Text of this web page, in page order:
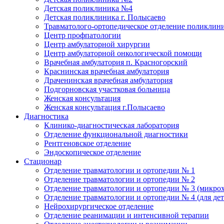
Детская поликлиника №4
Детская поликлиника г. Полысаево
Травматолого-ортопедическое отделение
Центр профпатологии
Центр амбулаторной хирургии
Центр амбулаторной онкологической помощи
Врачебная амбулатория п. Красногорский
Краснинская врачебная амбулатория
Драченинская врачебная амбулатория
Подгорновская участковая больница
Женская консультация
Женская консультация г.Полысаево
Диагностика
Клинико-диагностическая лаборатория
Отделение функциональной диагностики
Рентгеновское отделение
Эндоскопическое отделение
Стационар
Отделение травматологии и ортопедии № 1
Отделение травматологии и ортопедии № 2
Отделение травматологии и ортопедии № 3
Отделение травматологии и ортопедии № 4 (для
Нейрохирургическое отделение
Отделение реанимации и интенсивной терапии